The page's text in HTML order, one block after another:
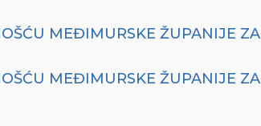
MEĐIMURSKE ŽUPANIJE ZA
MEĐIMURSKE ŽUPANIJE ZA